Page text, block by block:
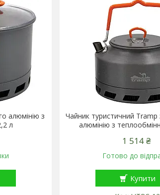
алюмінію з
л
Чайник туристичний
алюмінію з
1 514 ₴
Готово до
Купити